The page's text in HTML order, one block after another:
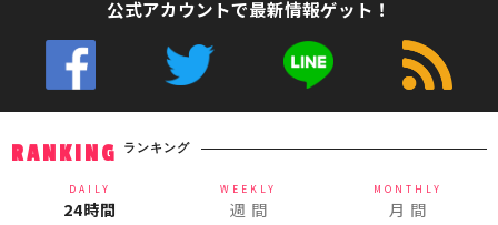
公式アカウントで最新情報ゲット！
RANKING ランキング
DAILY
24時間
WEEKLY
週 間
MONTHLY
月 間